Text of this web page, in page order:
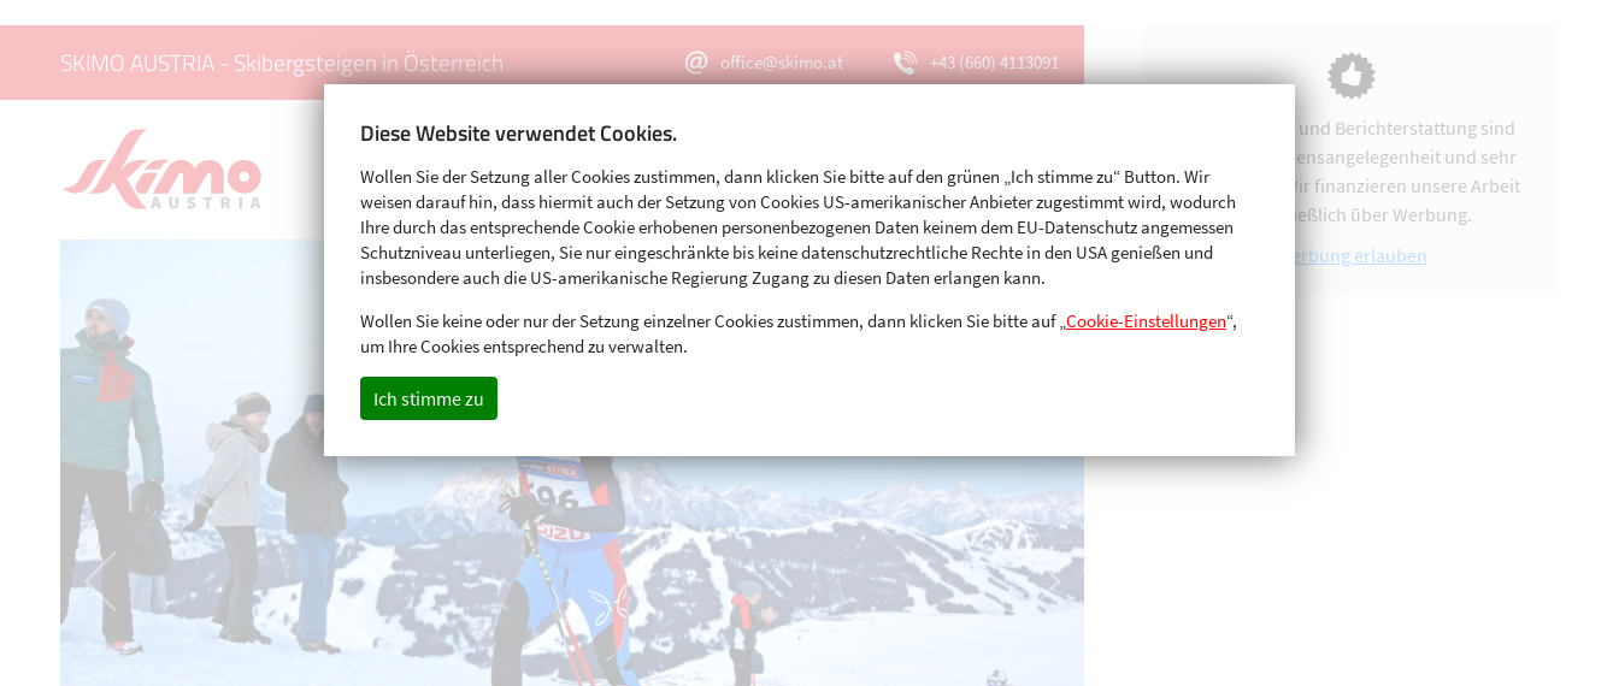
SKIMO AUSTRIA - Skibergsteigen in Österreich office@skimo.at +43 (660) 4113091
Menu
Vereinsarbeit und Berichterstattung sind
uns eine Herzensangelegenheit und sehr
zeitintensiv. Wir finanzieren unsere Arbeit
ausschließlich über Werbung.
Werbung erlauben
Diese Website verwendet Cookies.
Wollen Sie der Setzung aller Cookies zustimmen, dann klicken Sie bitte auf den grünen „Ich stimme zu“ Button. Wir
weisen darauf hin, dass hiermit auch der Setzung von Cookies US-amerikanischer Anbieter zugestimmt wird, wodurch
Ihre durch das entsprechende Cookie erhobenen personenbezogenen Daten keinem dem EU-Datenschutz angemessen
Schutzniveau unterliegen, Sie nur eingeschränkte bis keine datenschutzrechtliche Rechte in den USA genießen und
insbesondere auch die US-amerikanische Regierung Zugang zu diesen Daten erlangen kann.
Wollen Sie keine oder nur der Setzung einzelner Cookies zustimmen, dann klicken Sie bitte auf „Cookie-Einstellungen“,
um Ihre Cookies entsprechend zu verwalten.
Ich stimme zu